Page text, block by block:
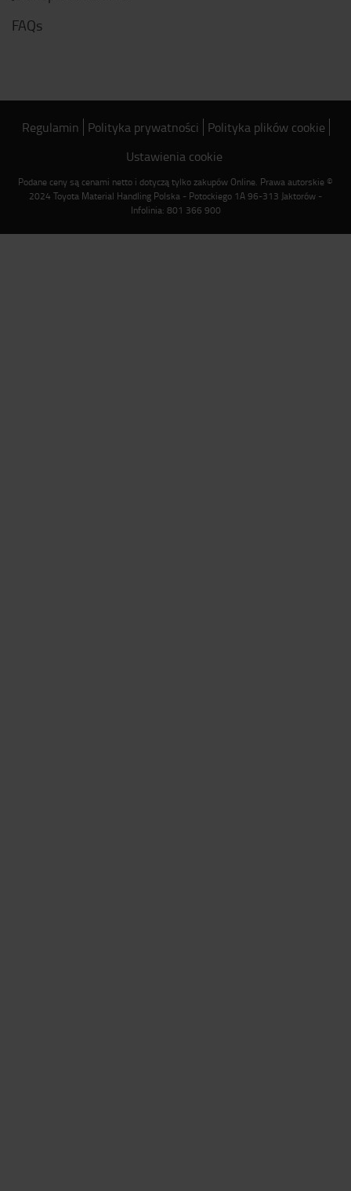
FAQs
Regulamin Polityka prywatności
Polityka plików cookie
Ustawienia cookie
Podane ceny są cenami netto i dotyczą tylko zakupów Online. Prawa autorskie ©
2024 Toyota Material Handling Polska - Potockiego 1A 96-313 Jaktorów -
Infolinia: 801 366 900